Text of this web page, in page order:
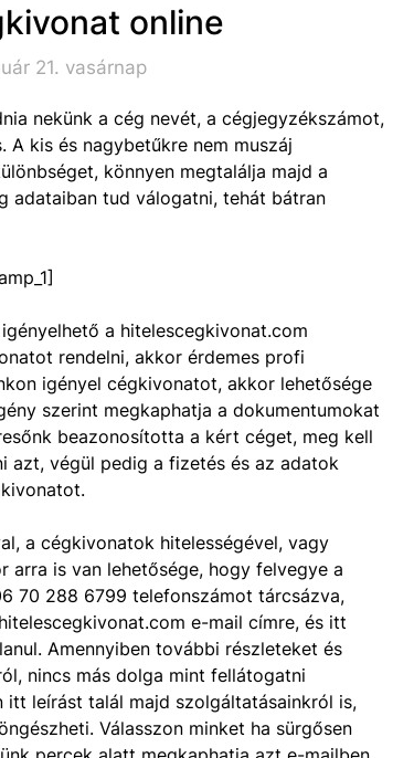
online
21. vasárnap
nekünk a cég nevét, a cégjegyzékszámot,
A kis és nagybetűkre nem muszáj
könnyen megtalálja majd a
adataiban tud válogatni, tehát bátran
a hitelescegkivonat.com
rendelni, akkor érdemes profi
igényel cégkivonatot, akkor lehetősége
szerint megkaphatja a dokumentumokat
beazonosította a kért céget, meg kell
azt, végül pedig a fizetés és az adatok
a cégkivonatok hitelességével, vagy
arra is van lehetősége, hogy felvegye a
70 288 6799 telefonszámot tárcsázva,
e-mail címre, és itt
Amennyiben további részleteket és
nincs más dolga mint fellátogatni
leírást talál majd szolgáltatásainkról is,
Válasszon minket ha sürgősen